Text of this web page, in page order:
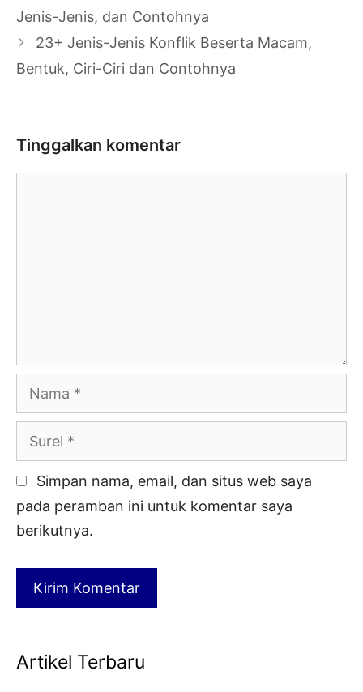
Tulisan
Jenis-Jenis, dan Contohnya
23+ Jenis-Jenis Konflik Beserta Macam,
Bentuk, Ciri-Ciri dan Contohnya
Tinggalkan komentar
Nama
Surel
Simpan nama, email, dan situs web saya
pada peramban ini untuk komentar saya
berikutnya.
Artikel Terbaru